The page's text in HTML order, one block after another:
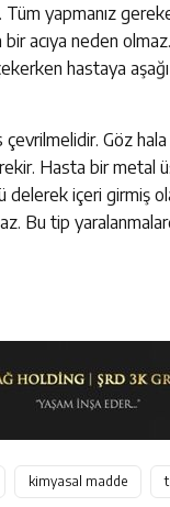
yapmanız
acıya neden
hastaya
çevrilmelidir. Göz
Hasta bir metal
delerek içeri girmiş
Bu tip
kimyasal madde